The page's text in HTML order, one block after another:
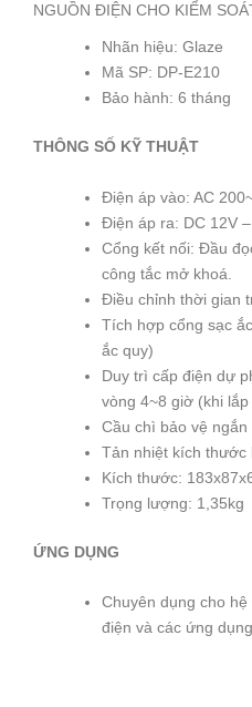
NGUỒN ĐIỆN CHO KIỂM
Nhãn hiệu: Glaze
Mã SP: DP-E210
Bảo hành: 6 tháng
THÔNG SỐ KỸ THUẬT
Điện áp vào: AC
Điện áp ra: DC 12V
Cổng kết nối: Đầu
công tắc mở khoá.
Điều chỉnh thời gian
Tích hợp cổng sạc
ắc quy)
Duy trì cấp điện dự
vòng 4~8 giờ (khi lắp
Cầu chì bảo vệ ngắn
Tản nhiệt kích thước
Kích thước:
Trọng lượng: 1,35kg
ỨNG DỤNG
Chuyên dụng cho
điện và các ứng